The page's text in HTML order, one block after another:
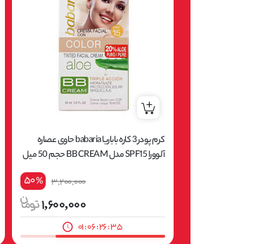
کرم پودر 3 کاره باباریا babaria حاوی عصاره
آلوورا SPF15 مدل BB CREAM حجم 50 میل
3,200,000
50%
1,600,000
01:06:26:33